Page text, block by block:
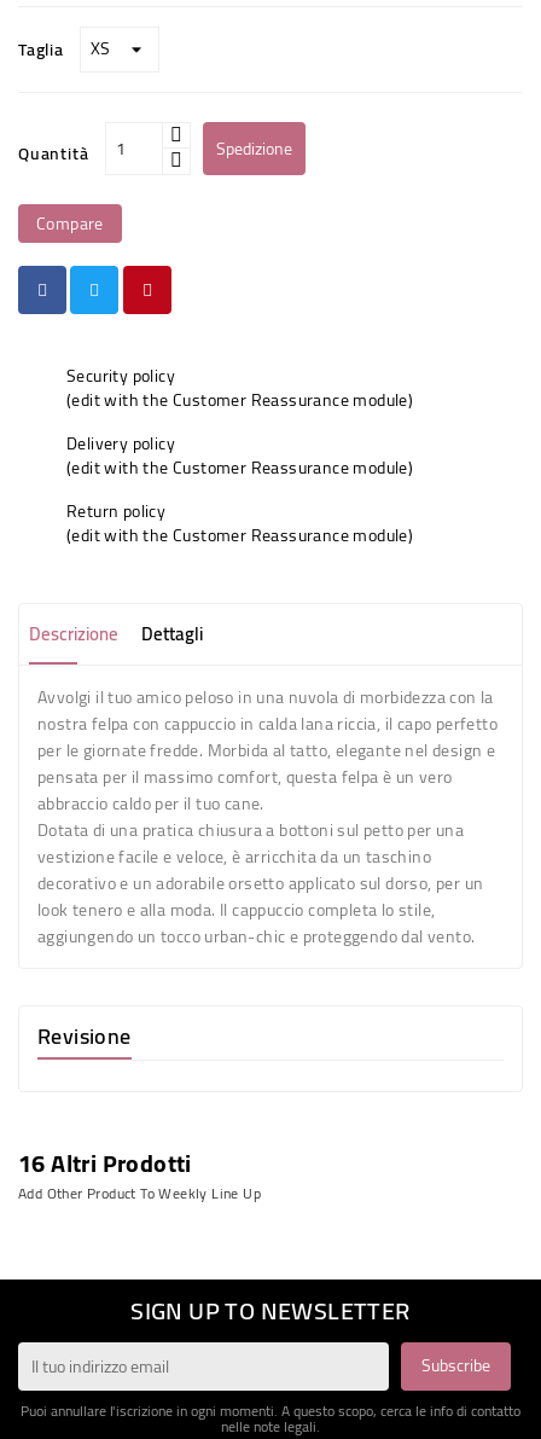
Taglia
Quantità Spedizione
Compare
Security policy
(edit with the Customer Reassurance module)
Delivery policy
(edit with the Customer Reassurance module)
Return policy
(edit with the Customer Reassurance module)
Descrizione Dettagli
Avvolgi il tuo amico peloso in una nuvola di morbidezza con la
nostrafelpa con cappuccio in calda lana riccia, il capo perfetto
per le giornate fredde. Morbida al tatto, elegante nel design e
pensata per il massimo comfort, questa felpa è un vero
abbraccio caldo per il tuo cane.
Dotata di una praticachiusura a bottonisul petto per una
vestizione facile e veloce, è arricchita da untaschino
decorativoe un adorabileorsetto applicato sul dorso, per un
look tenero e alla moda. Il cappuccio completa lo stile,
aggiungendo un tocco urban-chic e proteggendo dal vento.
Revisione
16 Altri Prodotti
Add Other Product To Weekly Line Up
SIGN UP TO NEWSLETTER
Puoi annullare l'iscrizione in ogni momenti. A questo scopo, cerca le info di contatto
nelle note legali.